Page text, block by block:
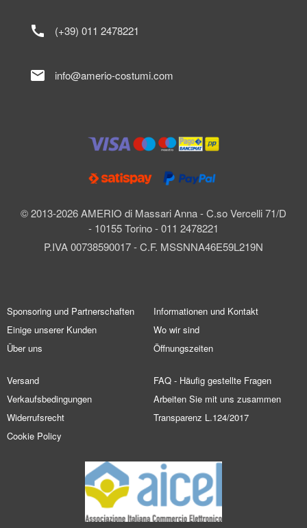
© 2013-2026 AMERIO di Massari Anna - C.so Vercelli 71/D
- 10155 Torino - 011 2478221
P.IVA 00738590017 - C.F. MSSNNA46E59L219N
call (+39) 011 2478221
mail info@amerio-costumi.com
Sponsoring und Partnerschaften
Einige unserer Kunden
Über uns
Informationen und Kontakt
Wo wir sind
Öffnungszeiten
Versand
Verkaufsbedingungen
Widerrufsrecht
Cookie Policy
FAQ - Häufig gestellte Fragen
Arbeiten Sie mit uns zusammen
Transparenz L.124/2017